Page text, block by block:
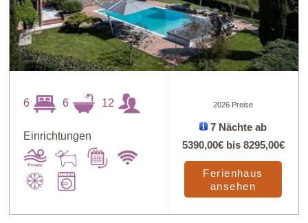
6 6 12
Einrichtungen
2026 Preise
7 Nächte ab
5390,00€bis 8295,00€
Ferienhaus
ansehen